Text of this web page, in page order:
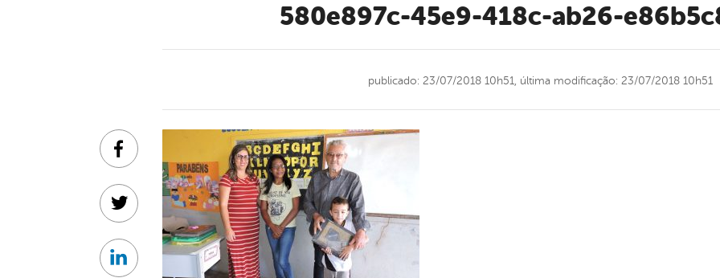
580e897c-45e9-418c-ab26-
publicado: 23/07/2018 10h51, última modificação: 23/07/2018 10h51
Facebook
Twitter
Linkedin